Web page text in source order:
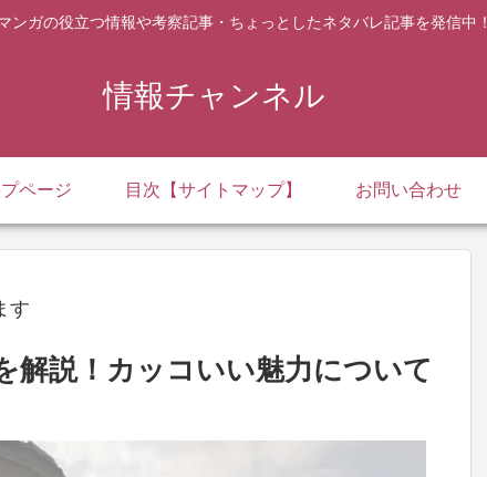
ンガの役立つ情報や考察記事・ちょっとしたネタバレ記事を発信中！
情報チャンネル
プページ 目次【サイトマップ】 お問い合わせ
す
解説！カッコいい魅力について